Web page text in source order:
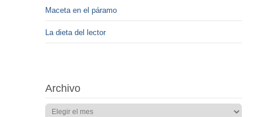
Maceta en el páramo
La dieta del lector
Archivo